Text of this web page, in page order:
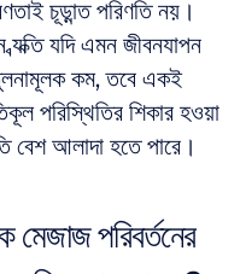
চূড়ান্ত পরিণতি নয়।
যদি এমন জীবনযাপন
কম, তবে একই
পরিস্থিতির শিকার হওয়া
বেশ আলাদা হতে পারে।
মেজাজ পরিবর্তনের